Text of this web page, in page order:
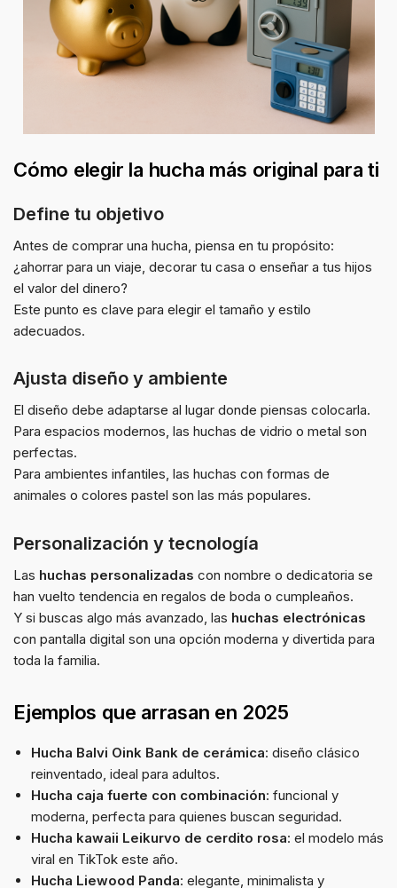
Cómo elegir la hucha más original para ti
Define tu objetivo
Antes de comprar una hucha, piensa en tu propósito:
¿ahorrar para un viaje, decorar tu casa o enseñar a tus hijos
el valor del dinero?
Este punto es clave para elegir el tamaño y estilo
adecuados.
Ajusta diseño y ambiente
El diseño debe adaptarse al lugar donde piensas colocarla.
Para espacios modernos, las huchas de vidrio o metal son
perfectas.
Para ambientes infantiles, las huchas con formas de
animales o colores pastel son las más populares.
Personalización y tecnología
Las huchas personalizadas con nombre o dedicatoria se
han vuelto tendencia en regalos de boda o cumpleaños.
Y si buscas algo más avanzado, las huchas electrónicas
con pantalla digital son una opción moderna y divertida para
toda la familia.
Ejemplos que arrasan en 2025
Hucha Balvi Oink Bank de cerámica: diseño clásico
reinventado, ideal para adultos.
Hucha caja fuerte con combinación: funcional y
moderna, perfecta para quienes buscan seguridad.
Hucha kawaii Leikurvo de cerdito rosa: el modelo más
viral en TikTok este año.
Hucha Liewood Panda: elegante, minimalista y